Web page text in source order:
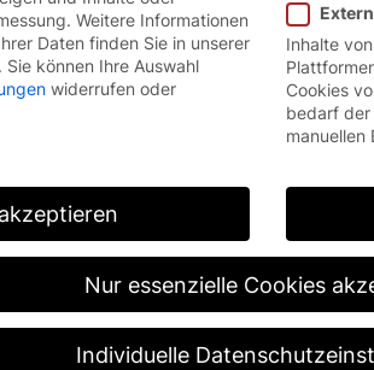
Weitere Informationen
Daten finden Sie in unserer
. Sie können Ihre Auswahl
widerrufen oder
Inhalte
Cookies
bedarf
manuellen
Nur essenzielle Cookies
Individuelle